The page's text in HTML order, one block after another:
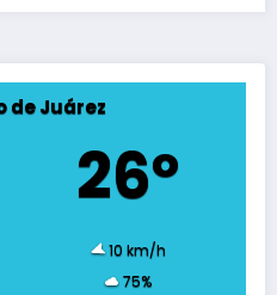
de Juárez
26º
10 km/h
75%